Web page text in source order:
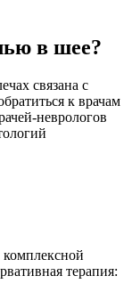
в шее?
связана с
к врачам
неврологов
терапия: